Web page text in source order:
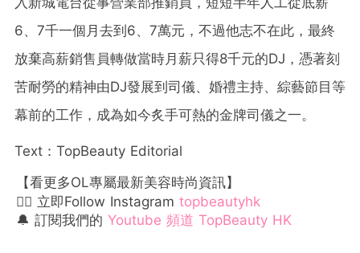
6、7千一個月去到6、7萬元，不過他志不在此，最終
放棄高薪銷售員轉做當時月薪只得8千元的DJ，憑著刻
苦耐勞的精神由DJ發展到司儀、婚禮主持、綜藝節目等
幕前的工作，成為如今炙手可熱的金牌司儀之一。
Text：TopBeauty Editorial
【看更多OL專屬最新美容時尚資訊】
👉🏻 立即Follow Instagram topbeautyhk
🔔 訂閱我們的 Youtube 頻道 TopBeauty HK